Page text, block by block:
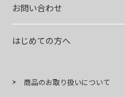
お問い合わせ
はじめての方へ
商品のお取り扱いについて